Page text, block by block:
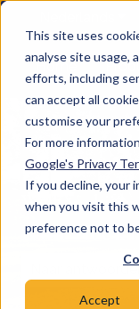
This site uses
analyse site usage,
efforts, including
can accept all
customise your
For more
Google's Privacy
If you decline, your
when you visit this
preference not to
Accept
Home
Welkom bij
Earth. Hoe
Er zijn geen